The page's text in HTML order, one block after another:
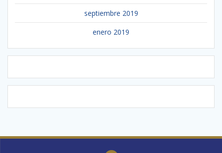
septiembre 2019
enero 2019